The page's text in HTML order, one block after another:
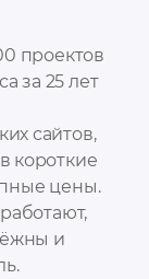
проектов
за 25 лет
сайтов,
короткие
цены.
и